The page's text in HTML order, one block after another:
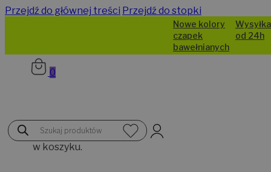
Przejdź do głównej treści Przejdź do stopki
Nowe kolory
czapek
bawełnianych
Wysyłka
od 24h
Wyszukiwarka
produktów
0
Brak
produktów
w koszyku.